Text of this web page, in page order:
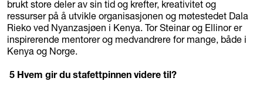
brukt store deler av sin tid og krefter, kreativitet og
ressurser på å utvikle organisasjonen og møtestedet Dala
Rieko ved Nyanzasjøen i Kenya. Tor Steinar og Ellinor er
inspirerende mentorer og medvandrere for mange, både i
Kenya og Norge.
5 Hvem gir du stafettpinnen videre til?